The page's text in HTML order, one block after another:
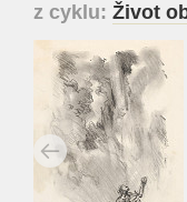
z cyklu: Život